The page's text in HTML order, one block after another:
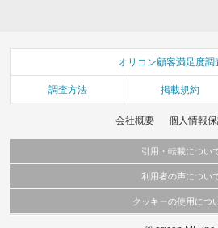
オリコン顧客満足度調
調査方法 掲載規約
会社概要 個人情報
引用・転載につい
当サイトで公開されている情報（文字、写真、イラ
これらの情報を権利者の許可なく無断転載・複製な
利用者の声につい
当サイトに掲載している内容はすべてサービスの利
クッキーの使用につ